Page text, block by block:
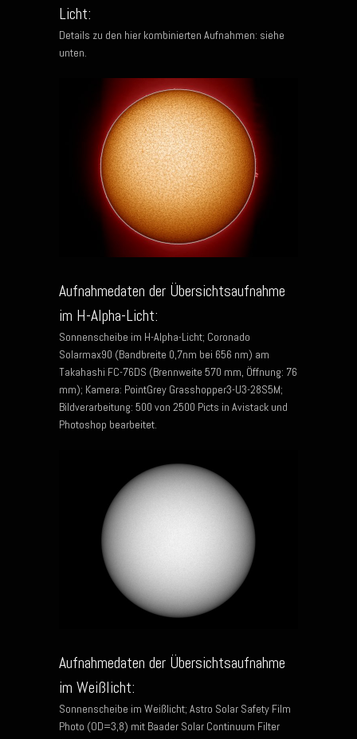
Licht:
Details zu den hier kombinierten Aufnahmen: siehe
unten.
Aufnahmedaten der Übersichtsaufnahme
im H-Alpha-Licht:
Sonnenscheibe im H-Alpha-Licht; Coronado
Solarmax90 (Bandbreite 0,7nm bei 656 nm) am
Takahashi FC-76DS (Brennweite 570 mm, Öffnung: 76
mm); Kamera: PointGrey Grasshopper3-U3-28S5M;
Bildverarbeitung: 500 von 2500 Picts in Avistack und
Photoshop bearbeitet.
Aufnahmedaten der Übersichtsaufnahme
im Weißlicht:
Sonnenscheibe im Weißlicht; Astro Solar Safety Film
Photo (OD=3,8) mit Baader Solar Continuum Filter